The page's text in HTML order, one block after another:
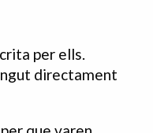
per ells.
directament